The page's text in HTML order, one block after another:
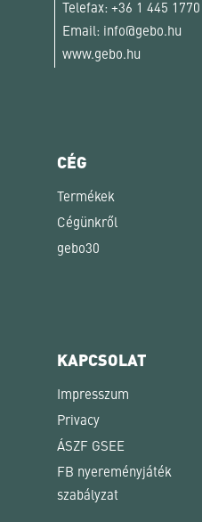
Telefax: +36 1 445 1770
Email: info@gebo.hu
www.gebo.hu
CÉG
Termékek
Cégünkről
gebo30
KAPCSOLAT
Impresszum
Privacy
ÁSZF GSEE
FB nyereményjáték
szabályzat